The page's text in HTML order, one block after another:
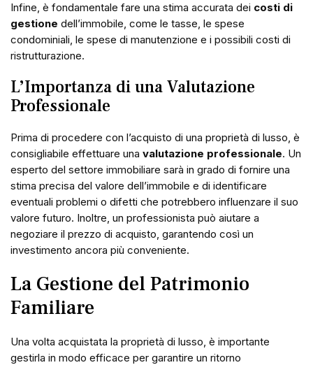
Infine, è fondamentale fare una stima accurata dei costi di
gestione dell’immobile, come le tasse, le spese
condominiali, le spese di manutenzione e i possibili costi di
ristrutturazione.
L’Importanza di una Valutazione
Professionale
Prima di procedere con l’acquisto di una proprietà di lusso, è
consigliabile effettuare una valutazione professionale. Un
esperto del settore immobiliare sarà in grado di fornire una
stima precisa del valore dell’immobile e di identificare
eventuali problemi o difetti che potrebbero influenzare il suo
valore futuro. Inoltre, un professionista può aiutare a
negoziare il prezzo di acquisto, garantendo così un
investimento ancora più conveniente.
La Gestione del Patrimonio
Familiare
Una volta acquistata la proprietà di lusso, è importante
gestirla in modo efficace per garantire un ritorno